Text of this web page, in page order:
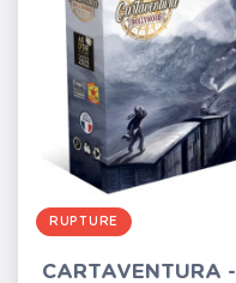
RUPTURE
CARTAVENTURA -